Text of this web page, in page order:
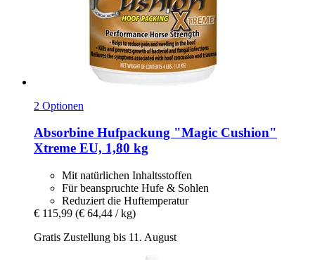
2 Optionen
Absorbine Hufpackung "Magic Cushion"
Xtreme EU, 1,80 kg
Mit natürlichen Inhaltsstoffen
Für beanspruchte Hufe & Sohlen
Reduziert die Huftemperatur
€ 115,99 (€ 64,44 / kg)
Gratis Zustellung bis 11. August